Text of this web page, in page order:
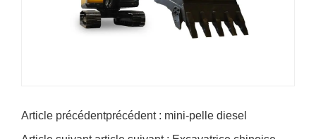
Article précédentprécédent : mini-pelle diesel